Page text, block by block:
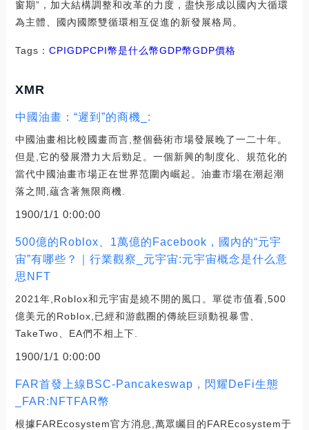
窗期”，加大結構調整和改革的力度，盡快形成以國內大循環
為主體、國內國際雙循環相互促進的新發展格局。
Tags： CPIGDPCPI幣是什么幣GDP幣GDP價格
XMR
中國油畫：“遲到”的商機_:
中國油畫相比較國畫而言,整個藝術市場發展晚了一二十年。
但是,它的發展潛力大后勁足。一個新興的制度化、規范化的
當代中國油畫市場正在世界范圍內崛起。油畫市場在潮起潮
落之間,蘊含著無限商機.
1900/1/1 0:00:00
500億的Roblox、1萬億的Facebook，國內的“元宇
宙”有哪些？｜行業觀察_元宇宙:元宇宙概念是什么意
思NFT
2021年,Roblox和元宇宙是繞不開的風口。單從市值看,500
億美元的Roblox,已經和游戲圈的傳統巨頭動視暴雪、
TakeTwo、EA們不相上下.
1900/1/1 0:00:00
FAR首發上線BSC-Pancakeswap，閃耀DeFi生態
_FAR:NFTFAR幣
根據FAREcosystem官方消息,萬眾矚目的FAREcosystem于